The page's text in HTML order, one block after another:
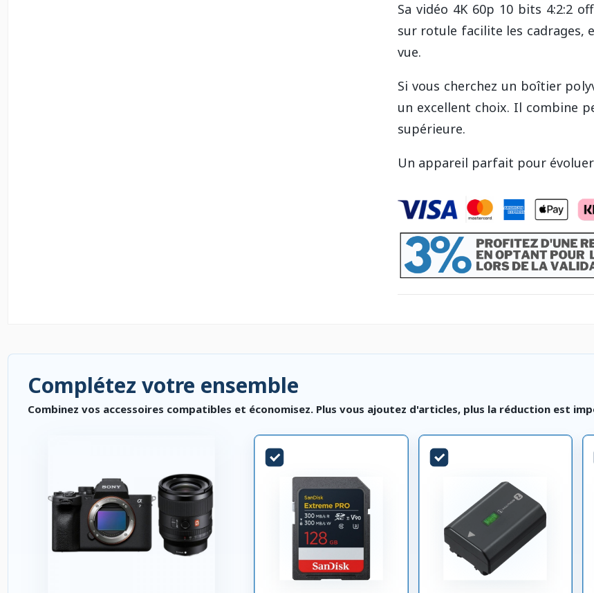
Sa vidéo 4K 60p 10 bits 4:2:2
sur rotule facilite les cadrages,
vue.
Si vous cherchez un boîtier
un excellent choix. Il combine
supérieure.
Un appareil parfait pour
Complétez votre ensemble
Combinez vos accessoires compatibles et économisez. Plus vous ajoutez d'articles, plus la réduction est